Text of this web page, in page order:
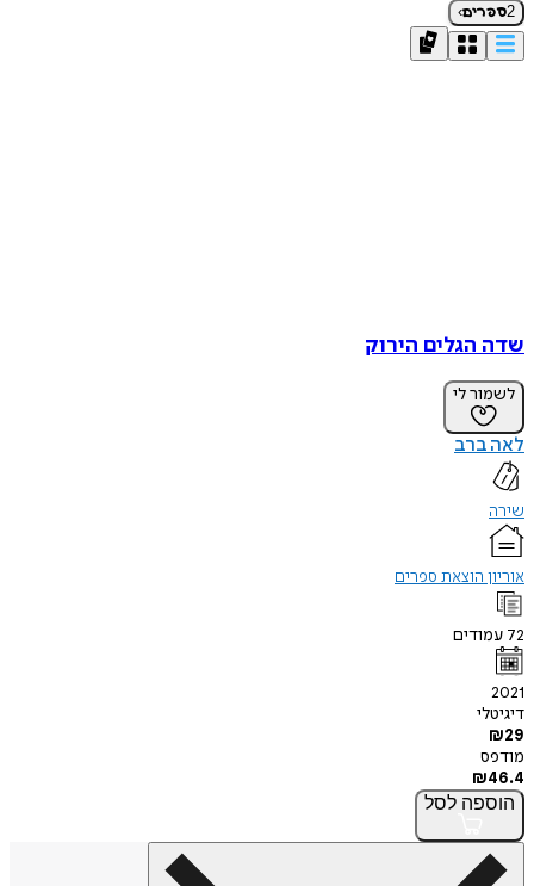
2ספרים›
שדה הגלים הירוק
לשמור לי
לאה ברב
שירה
אוריון הוצאת ספרים
72 עמודים
2021
דיגיטלי
₪29
מודפס
₪46.4
הוספה לסל